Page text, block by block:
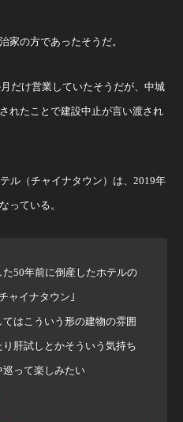
家の方であったそうだ。
だけ営業していたそうだが、中城
れたことで建設中止が言い渡され
ル（チャイナタウン）は、2019年
っている。
50年前に倒産したホテルの
ャイナタウン｣
はこういう形の建物の雰囲
肝試しとかそういう気持ち
って楽しみたい